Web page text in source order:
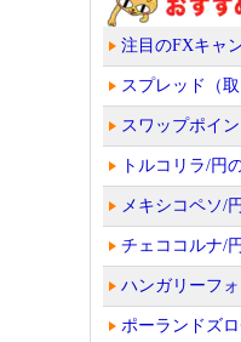
注目のFXキャ
スプレッド（取
スワップポイン
トルコリラ/円
メキシコペソ/
チェココルナ/
ハンガリーフ
ポーランドズ